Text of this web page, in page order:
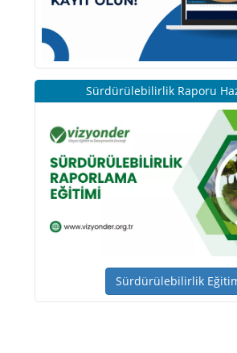
Sürdürülebilirlik Raporu
Sürdürülebilirlik